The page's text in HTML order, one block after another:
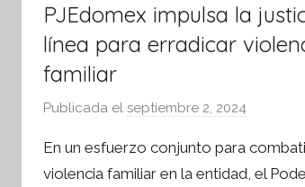
PJEdomex impulsa la
línea para erradicar
familiar
Publicada el septiembre 2, 2024
r
S
En un esfuerzo conjunto para
violencia familiar en la entidad, el